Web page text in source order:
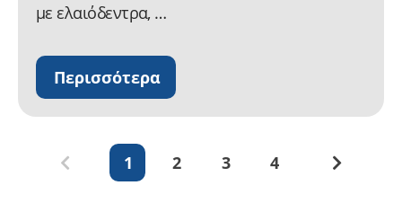
με ελαιόδεντρα, …
Περισσότερα
1 2 3 4